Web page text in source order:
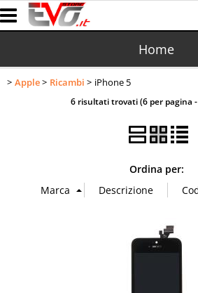
Home
Cartucce
Domotica
Apple Ricambi iPhone 5
6 risultati trovati (6 per pagina
Ordina per: